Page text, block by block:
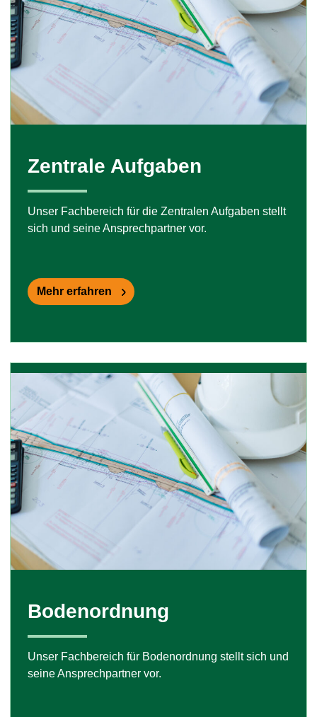
Zentrale Aufgaben
Unser Fachbereich für die Zentralen Aufgaben stellt
sich und seine Ansprechpartner vor.
Mehr erfahren
Bodenordnung
Unser Fachbereich für Bodenordnung stellt sich und
seine Ansprechpartner vor.